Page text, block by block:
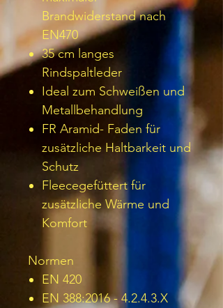
Brandwiderstand nach
EN470
35 cm langes
Rindspaltleder
Ideal zum Schweißen und
Metallbehandlung
FR Aramid- Faden für
zusätzliche Haltbarkeit und
Schutz
Fleecegefüttert für
zusätzliche Wärme und
Komfort
Normen
EN 420
EN 388:2016 - 4.2.4.3.X